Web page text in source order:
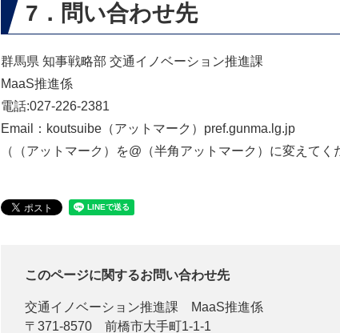
7．問い合わせ先
群馬県 知事戦略部 交通イノベーション推進課
MaaS推進係
電話:027-226-2381
Email：koutsuibe（アットマーク）pref.gunma.lg.jp
（（アットマーク）を@（半角アットマーク）に変えてく
このページに関するお問い合わせ先
交通イノベーション推進課
MaaS推進係
〒371-8570
前橋市大手町1-1-1